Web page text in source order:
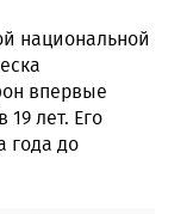
национальной
впервые
лет. Его
года до